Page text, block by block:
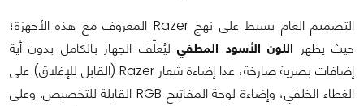
التصميم العام بسيط على نهج Razer المعروف مع هذه الأجهزة؛
حيث يظهر اللون الأسود المطفيليُغلّف الجهاز بالكامل بدون أية
إضافات بصرية صارخة، عدا إضاءة شعار Razer (القابل للإغلاق) على
الغطاء الخلفي، وإضاءة لوحة المفاتيح RGB القابلة للتخصيص. وعلى